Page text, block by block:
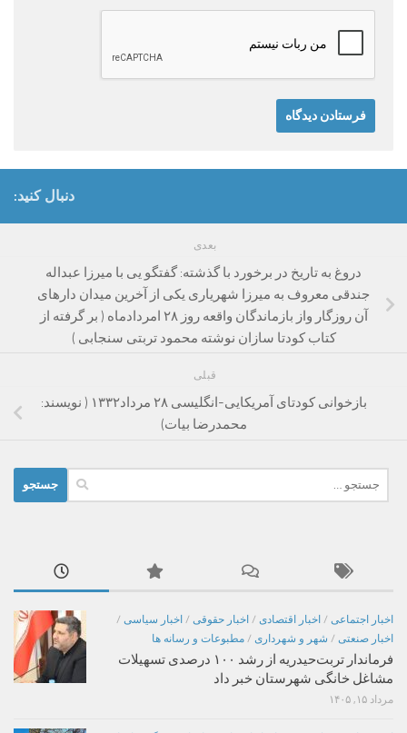
دنبال کنید:
بعدی
دروغ به تاریخ در برخورد با گذشته: گفتگو یی با میرزا عبداله
جندقی معروف به میرزا شهریاری یکی از آخرین میدان دارهای
آن روزگار واز بازماندگان واقعه روز ۲۸ امردادماه ( بر گرفته از
کتاب کودتا سازان نوشته محمود تربتی سنجابی )
قبلی
بازخوانی کودتای آمریکایی-انگلیسی ۲۸ مرداد۱۳۳۲ ( نویسند:
محمدرضا بیات)
برای:
اخبار اجتماعی / اخبار اقتصادی / اخبار حقوقی / اخبار سیاسی /
اخبار صنعتی / شهر و شهرداری / مطبوعات و رسانه ها
فرماندار تربت‌حیدریه از رشد ۱۰۰ درصدی تسهیلات
مشاغل خانگی شهرستان خبر داد
مرداد ۱۵, ۱۴۰۵